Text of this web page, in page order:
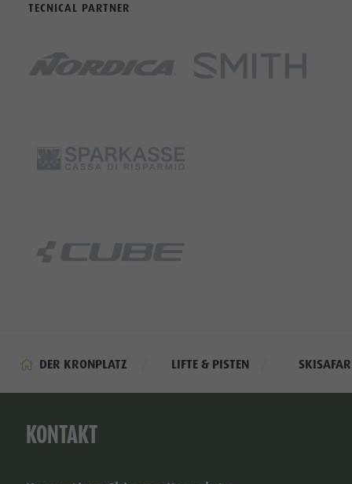
TECNICAL PARTNER
DER KRONPLATZ LIFTE & PISTEN
KONTAKT